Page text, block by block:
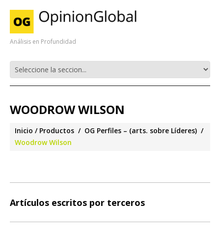
Análisis en Profundidad
WOODROW WILSON
Inicio Productos
OG Perfiles – (arts. sobre Líderes)
Woodrow Wilson
Artículos escritos por terceros